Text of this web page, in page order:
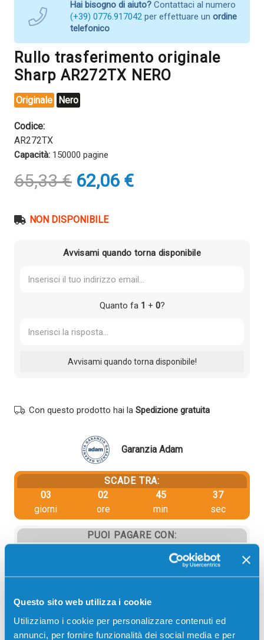
Questo sito web utilizza i cookie
Utilizziamo i cookie per personalizzare contenuti ed
annunci, per fornire funzionalità dei social media e per
Hai bisogno di aiuto? Contattaci al numero
(+39) 0776.917042 per effettuare un ordine
telefonico
Rullo trasferimento originale
Sharp AR272TX NERO
Originale Nero
Codice:
AR272TX
Capacità: 150000 pagine
65,33€ Il
prezzo
era:
62,06 €Il
prezzo
NON DISPONIBILE
Avvisami quando torna disponibile
Quanto fa 1 + 0?
Con questo prodotto hai la Spedizione gratuita
Garanzia Adam
SCADE TRA:
03
giorni
02
ore
45
min
37
sec
PUOI PAGARE CON: